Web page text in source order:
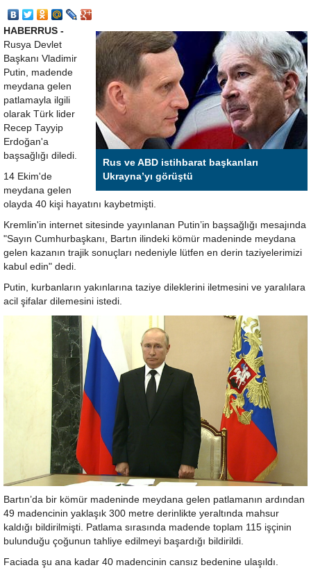
Rus ve ABD istihbarat başkanları
Ukrayna’yı görüştü
HABERRUS -
Rusya Devlet
Başkanı Vladimir
Putin, madende
meydana gelen
patlamayla ilgili
olarak Türk lider
Recep Tayyip
Erdoğan'a
başsağlığı diledi.
14 Ekim'de
meydana gelen
olayda 40 kişi hayatını kaybetmişti.
Kremlin'in internet sitesinde yayınlanan Putin’in başsağlığı mesajında
"Sayın Cumhurbaşkanı, Bartın ilindeki kömür madeninde meydana
gelen kazanın trajik sonuçları nedeniyle lütfen en derin taziyelerimizi
kabul edin" dedi.
Putin, kurbanların yakınlarına taziye dileklerini iletmesini ve yaralılara
acil şifalar dilemesini istedi.
Bartın’da bir kömür madeninde meydana gelen patlamanın ardından
49 madencinin yaklaşık 300 metre derinlikte yeraltında mahsur
kaldığı bildirilmişti. Patlama sırasında madende toplam 115 işçinin
bulunduğu çoğunun tahliye edilmeyi başardığı bildirildi.
Faciada şu ana kadar 40 madencinin cansız bedenine ulaşıldı.